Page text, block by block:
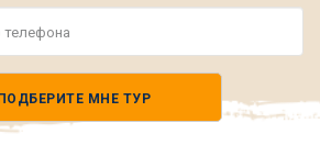
ПОДБЕРИТЕ МНЕ ТУР